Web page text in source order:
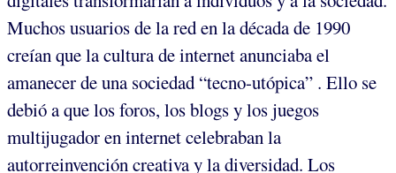
Muchos usuarios de la red en la década de 1990
creían que la cultura de internet anunciaba el
amanecer de una sociedad “tecno-utópica” . Ello se
debió a que los foros, los blogs y los juegos
multijugador en internet celebraban la
autorreinvención creativa y la diversidad. Los